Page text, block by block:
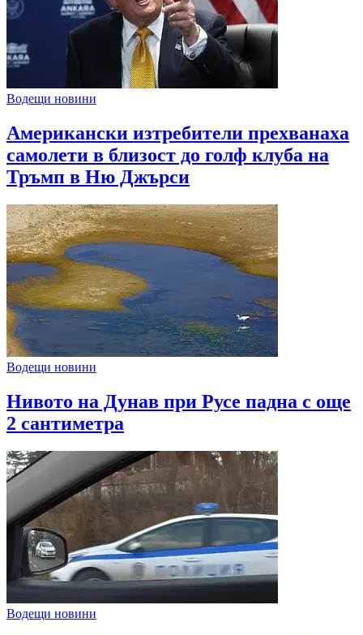
Водещи новини
Американски изтребители прехванаха
самолети в близост до голф клуба на
Тръмп в Ню Джърси
Водещи новини
Нивото на Дунав при Русе падна с още
2 сантиметра
Водещи новини